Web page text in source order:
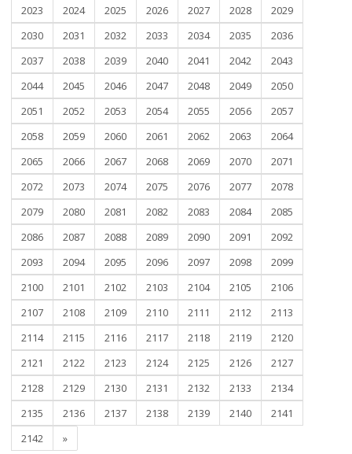
2023
2024 2025 2026 2027 2028
2029
2030
2031 2032 2033 2034 2035
2036
2037
2038 2039 2040 2041 2042
2043
2044
2045 2046 2047 2048 2049
2050
2051
2052 2053 2054 2055 2056
2057
2058
2059 2060 2061 2062 2063
2064
2065
2066 2067 2068 2069 2070
2071
2072
2073 2074 2075 2076 2077
2078
2079
2080 2081 2082 2083 2084
2085
2086
2087 2088 2089 2090 2091
2092
2093
2094 2095 2096 2097 2098
2099
2100
2101 2102 2103 2104 2105
2106
2107
2108 2109 2110 2111 2112
2113
2114
2115 2116 2117 2118 2119
2120
2121
2122 2123 2124 2125 2126
2127
2128
2129 2130 2131 2132 2133
2134
2135
2136 2137 2138 2139 2140
2141
2142
»